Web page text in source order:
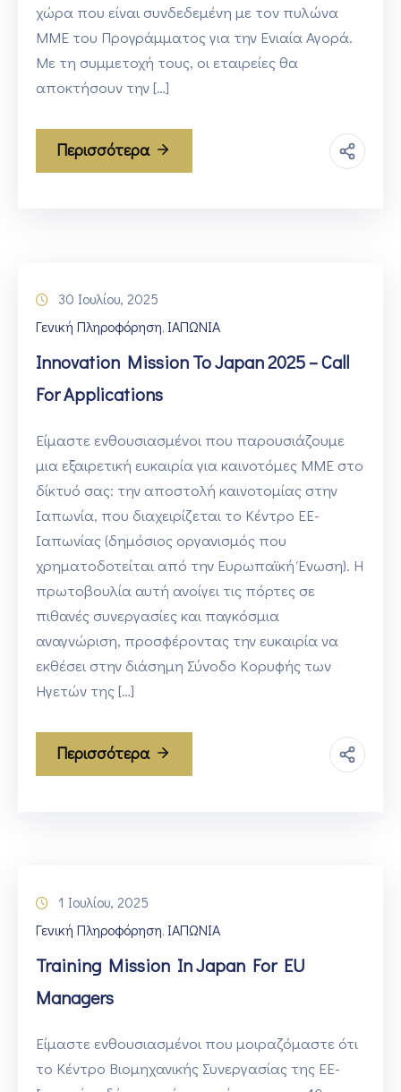
χώρα που είναι συνδεδεμένη με τον πυλώνα
ΜΜΕ του Προγράμματος για την Ενιαία Αγορά.
Με τη συμμετοχή τους, οι εταιρείες θα
αποκτήσουν την […]
Περισσότερα
30 Ιουλίου, 2025
Γενική Πληροφόρηση‚ ΙΑΠΩΝΙΑ
Innovation Mission To Japan 2025 – Call
For Applications
Είμαστε ενθουσιασμένοι που παρουσιάζουμε
μια εξαιρετική ευκαιρία για καινοτόμες ΜΜΕ στο
δίκτυό σας: την αποστολή καινοτομίας στην
Ιαπωνία, που διαχειρίζεται το Κέντρο ΕΕ-
Ιαπωνίας (δημόσιος οργανισμός που
χρηματοδοτείται από την Ευρωπαϊκή Ένωση). Η
πρωτοβουλία αυτή ανοίγει τις πόρτες σε
πιθανές συνεργασίες και παγκόσμια
αναγνώριση, προσφέροντας την ευκαιρία να
εκθέσει στην διάσημη Σύνοδο Κορυφής των
Ηγετών της […]
Περισσότερα
1 Ιουλίου, 2025
Γενική Πληροφόρηση‚ ΙΑΠΩΝΙΑ
Training Mission In Japan For EU
Managers
Είμαστε ενθουσιασμένοι που μοιραζόμαστε ότι
το Κέντρο Βιομηχανικής Συνεργασίας της ΕΕ-